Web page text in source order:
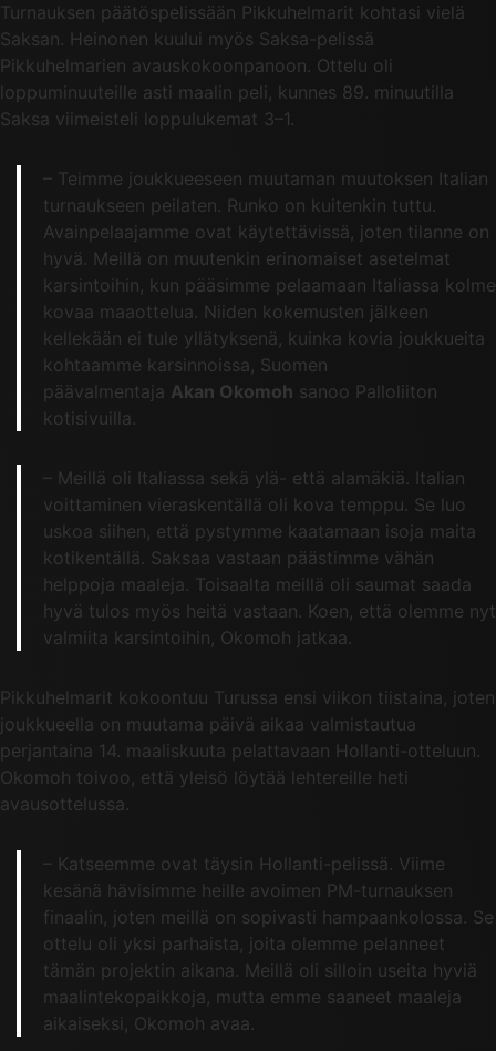
Turnauksen päätöspelissään Pikkuhelmarit kohtasi vielä
Saksan. Heinonen kuului myös Saksa-pelissä
Pikkuhelmarien avauskokoonpanoon. Ottelu oli
loppuminuuteille asti maalin peli, kunnes 89. minuutilla
Saksa viimeisteli loppulukemat 3–1.
– Teimme joukkueeseen muutaman muutoksen Italian
turnaukseen peilaten. Runko on kuitenkin tuttu.
Avainpelaajamme ovat käytettävissä, joten tilanne on
hyvä. Meillä on muutenkin erinomaiset asetelmat
karsintoihin, kun pääsimme pelaamaan Italiassa kolme
kovaa maaottelua. Niiden kokemusten jälkeen
kellekään ei tule yllätyksenä, kuinka kovia joukkueita
kohtaamme karsinnoissa, Suomen
päävalmentaja Akan Okomoh sanoo Palloliiton
kotisivuilla.
– Meillä oli Italiassa sekä ylä- että alamäkiä. Italian
voittaminen vieraskentällä oli kova temppu. Se luo
uskoa siihen, että pystymme kaatamaan isoja maita
kotikentällä. Saksaa vastaan päästimme vähän
helppoja maaleja. Toisaalta meillä oli saumat saada
hyvä tulos myös heitä vastaan. Koen, että olemme nyt
valmiita karsintoihin, Okomoh jatkaa.
Pikkuhelmarit kokoontuu Turussa ensi viikon tiistaina, joten
joukkueella on muutama päivä aikaa valmistautua
perjantaina 14. maaliskuuta pelattavaan Hollanti-otteluun.
Okomoh toivoo, että yleisö löytää lehtereille heti
avausottelussa.
– Katseemme ovat täysin Hollanti-pelissä. Viime
kesänä hävisimme heille avoimen PM-turnauksen
finaalin, joten meillä on sopivasti hampaankolossa. Se
ottelu oli yksi parhaista, joita olemme pelanneet
tämän projektin aikana. Meillä oli silloin useita hyviä
maalintekopaikkoja, mutta emme saaneet maaleja
aikaiseksi, Okomoh avaa.